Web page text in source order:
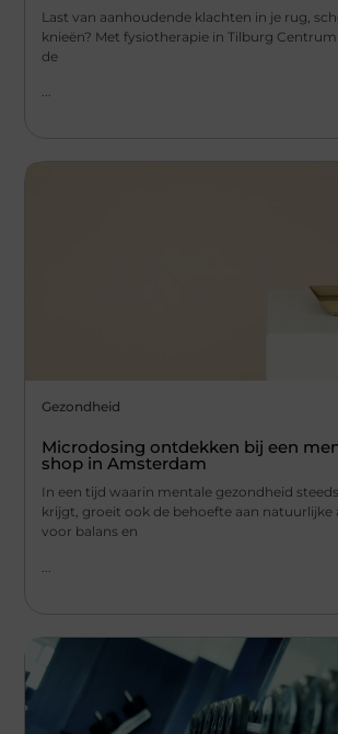
Last van aanhoudende klachten in je rug,
knieën? Met fysiotherapie in Tilburg Centrum
de
...
Gezondheid
Microdosing ontdekken bij een
shop in Amsterdam
In een tijd waarin mentale gezondheid
krijgt, groeit ook de behoefte aan natuurlijke
voor balans en